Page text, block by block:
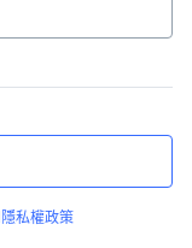
隱私權政策